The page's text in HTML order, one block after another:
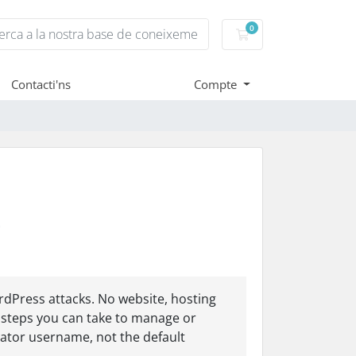
0
Carro de Comandes
Contacti'ns Compte
attacks. No website, hosting
you can take to manage or
username, not the default